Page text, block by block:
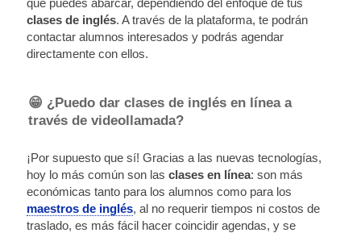
que puedes abarcar, dependiendo del enfoque de tus
clases de inglés. A través de la plataforma, te podrán
contactar alumnos interesados y podrás agendar
directamente con ellos.
😁 ¿Puedo dar clases de inglés en línea a
través de videollamada?
¡Por supuesto que sí! Gracias a las nuevas tecnologías,
hoy lo más común son las clases en línea: son más
económicas tanto para los alumnos como para los
maestros de inglés, al no requerir tiempos ni costos de
traslado, es más fácil hacer coincidir agendas, y se